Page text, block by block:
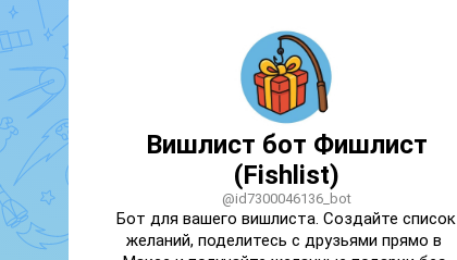
Вишлист бот Фишлист
(Fishlist)
@id7300046136_bot
Бот для вашего вишлиста. Создайте список
желаний, поделитесь с друзьями прямо в